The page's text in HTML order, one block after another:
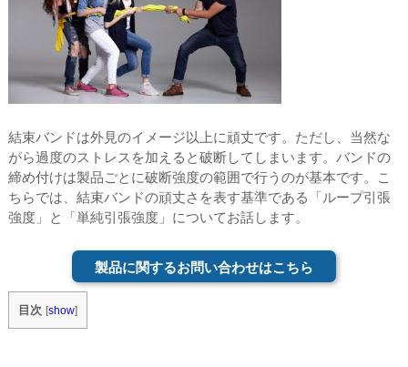
結束バンドは外見のイメージ以上に頑丈です。ただし、当然な
がら過度のストレスを加えると破断してしまいます。バンドの
締め付けは製品ごとに破断強度の範囲で行うのが基本です。こ
ちらでは、結束バンドの頑丈さを表す基準である「ループ引張
強度」と「単純引張強度」についてお話します。
製品に関するお問い合わせはこちら
目次 [show]